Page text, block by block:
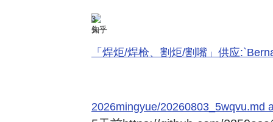
3
知乎
「焊炬/焊枪、割炬/割嘴」供应
2026mingyue/20260803_5wqvu.md